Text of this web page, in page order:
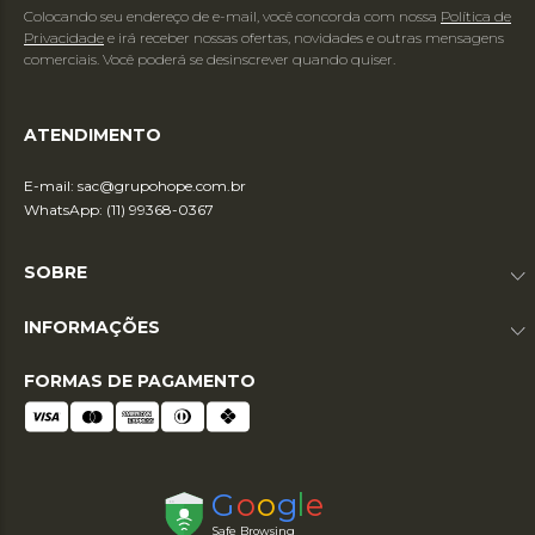
Colocando seu endereço de e-mail, você concorda com nossa Política de
Privacidade e irá receber nossas ofertas, novidades e outras mensagens
comerciais. Você poderá se desinscrever quando quiser.
ATENDIMENTO
E-mail: sac@grupohope.com.br
WhatsApp: (11) 99368-0367
SOBRE
INFORMAÇÕES
FORMAS DE PAGAMENTO